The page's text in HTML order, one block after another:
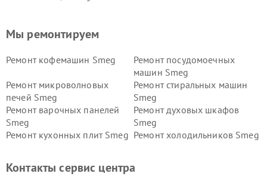
Мы ремонтируем
Ремонт кофемашин Smeg
Ремонт посудомоечных
машин Smeg
Ремонт микроволновых
печей Smeg
Ремонт стиральных машин
Smeg
Ремонт варочных панелей
Smeg
Ремонт духовых шкафов
Smeg
Ремонт кухонных плит Smeg Ремонт холодильников Smeg
Контакты сервис центра